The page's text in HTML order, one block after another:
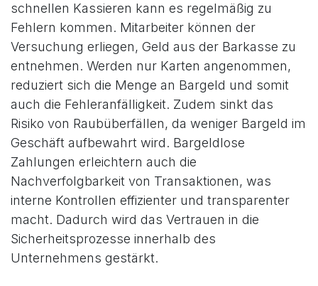
schnellen Kassieren kann es regelmäßig zu
Fehlern kommen. Mitarbeiter können der
Versuchung erliegen, Geld aus der Barkasse zu
entnehmen. Werden nur Karten angenommen,
reduziert sich die Menge an Bargeld und somit
auch die Fehleranfälligkeit. Zudem sinkt das
Risiko von Raubüberfällen, da weniger Bargeld im
Geschäft aufbewahrt wird. Bargeldlose
Zahlungen erleichtern auch die
Nachverfolgbarkeit von Transaktionen, was
interne Kontrollen effizienter und transparenter
macht. Dadurch wird das Vertrauen in die
Sicherheitsprozesse innerhalb des
Unternehmens gestärkt.